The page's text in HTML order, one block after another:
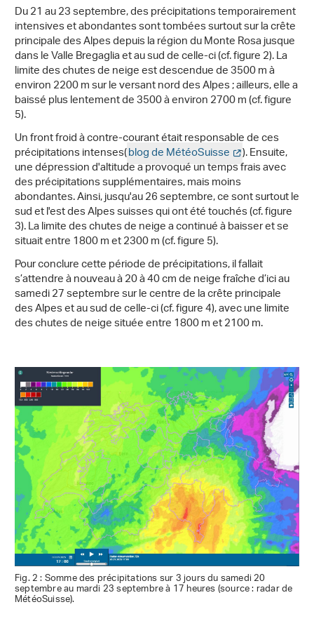
Du 21 au 23 septembre, des précipitations temporairement
intensives et abondantes sont tombées surtout sur la crête
principale des Alpes depuis la région du Monte Rosa jusque
dans le Valle Bregaglia et au sud de celle-ci (cf. figure 2). La
limite des chutes de neige est descendue de 3500 m à
environ 2200 m sur le versant nord des Alpes ; ailleurs, elle a
baissé plus lentement de 3500 à environ 2700 m (cf. figure
5).
Un front froid à contre-courant était responsable de ces
précipitations intenses(blog de MétéoSuisse ). Ensuite,
une dépression d'altitude a provoqué un temps frais avec
des précipitations supplémentaires, mais moins
abondantes. Ainsi, jusqu'au 26 septembre, ce sont surtout le
sud et l'est des Alpes suisses qui ont été touchés (cf. figure
3). La limite des chutes de neige a continué à baisser et se
situait entre 1800 m et 2300 m (cf. figure 5).
Pour conclure cette période de précipitations, il fallait
s’attendre à nouveau à 20 à 40 cm de neige fraîche d’ici au
samedi 27 septembre sur le centre de la crête principale
des Alpes et au sud de celle-ci (cf. figure 4), avec une limite
des chutes de neige située entre 1800 m et 2100 m.
Fig. 2 : Somme des précipitations sur 3 jours du samedi 20
septembre au mardi 23 septembre à 17 heures (source : radar de
MétéoSuisse).